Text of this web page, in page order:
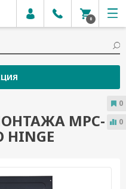
0
MPC-
HINGE
0
0